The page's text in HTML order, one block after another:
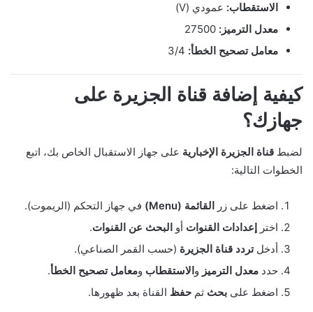
الاستقطاب: عمودي (V)
معدل الترميز:
معامل تصحيح الخطأ:
كيفية إضافة قناة الجزيرة على
جهازك؟
لضبط قناة الجزيرة الإخبارية على جهاز الاستقبال الخاص بك، اتبع
الخطوات التالية:
اضغط على زر القائمة (Menu)
في جهاز التحكم (الريموت).
اختر إعدادات القنوات أو البحث عن القنوات.
أدخلتردد قناة الجزيرة (حسب القمر الصناعي).
حدد معدل الترميز والاستقطاب ومعامل تصحيح الخطأ.
اضغط على بحث ثم حفظ القناة بعد ظهورها.